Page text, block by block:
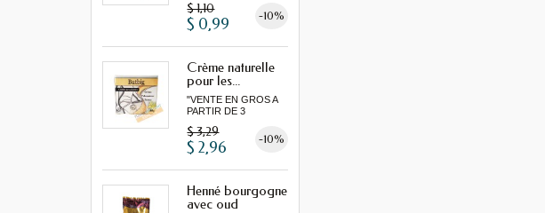
$ 1,10 -10%
$ 0,99
Crème naturelle
pour les...
"VENTE EN GROS A
PARTIR DE 3
$ 3,29 -10%
$ 2,96
Henné bourgogne
avec oud